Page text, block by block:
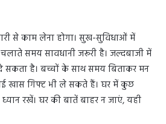
से काम लेना होगा। सुख-सुविधाओं में
समय सावधानी जरूरी है। जल्दबाजी में
है। बच्चों के साथ समय बिताकर मन
खास गिफ्ट भी ले सकते हैं। घर में कुछ
रखें। घर की बातें बाहर न जाएं, यही